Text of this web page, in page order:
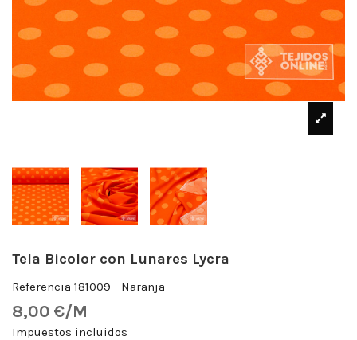
Tela Bicolor con Lunares Lycra
Referencia 181009 - Naranja
8,00 €/M
Impuestos incluidos